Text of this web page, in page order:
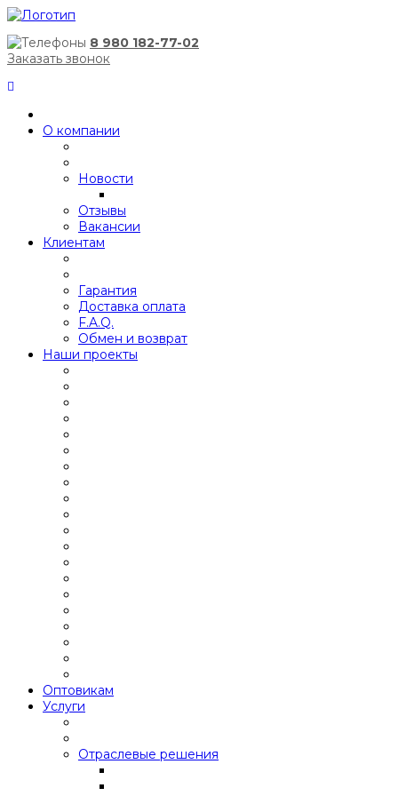
8 980 182-77-02
Заказать звонок
О компании
Новости
Отзывы
Вакансии
Клиентам
Гарантия
Доставка оплата
F.A.Q.
Обмен и возврат
Наши проекты
Оптовикам
Услуги
Отраслевые решения